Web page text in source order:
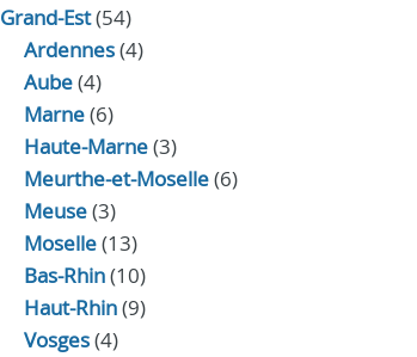
Grand-Est(54)
Ardennes(4)
Aube(4)
Marne(6)
Haute-Marne(3)
Meurthe-et-Moselle(6)
Meuse(3)
Moselle(13)
Bas-Rhin(10)
Haut-Rhin(9)
Vosges(4)